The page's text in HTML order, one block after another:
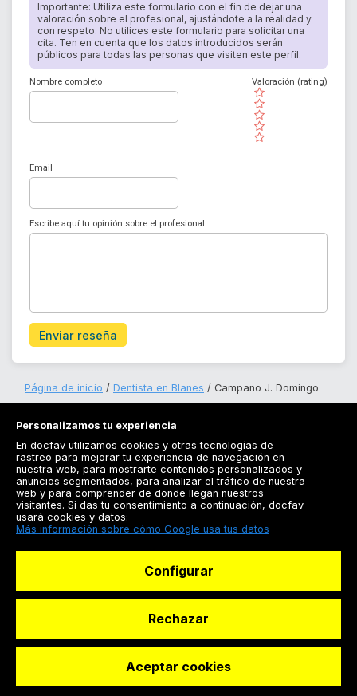
Solicitar reserva
Importante: Utiliza este formulario con el fin de dejar una
valoración sobre el profesional, ajustándote a la realidad y
con respeto. No utilices este formulario para solicitar una
cita. Ten en cuenta que los datos introducidos serán
públicos para todas las personas que visiten este perfil.
Nombre completo
( )
( )
( )
( )
( )
Valoración (rating)
Email
Escribe aquí tu opinión sobre el profesional:
Enviar reseña
Página de inicio Dentista en Blanes Campano J. Domingo
Registrarse
Docfav
© Dashboard Technologies S.L
Personalizamos tu experiencia
En docfav utilizamos cookies y otras tecnologías de
rastreo para mejorar tu experiencia de navegación en
nuestra web, para mostrarte contenidos personalizados y
anuncios segmentados, para analizar el tráfico de nuestra
web y para comprender de donde llegan nuestros
visitantes. Si das tu consentimiento a continuación, docfav
usará cookies y datos:
Más información sobre cómo Google usa tus datos
Configurar
Rechazar
Aceptar cookies